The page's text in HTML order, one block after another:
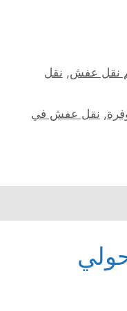
نقل عفش, نقل
, نقل عفش في